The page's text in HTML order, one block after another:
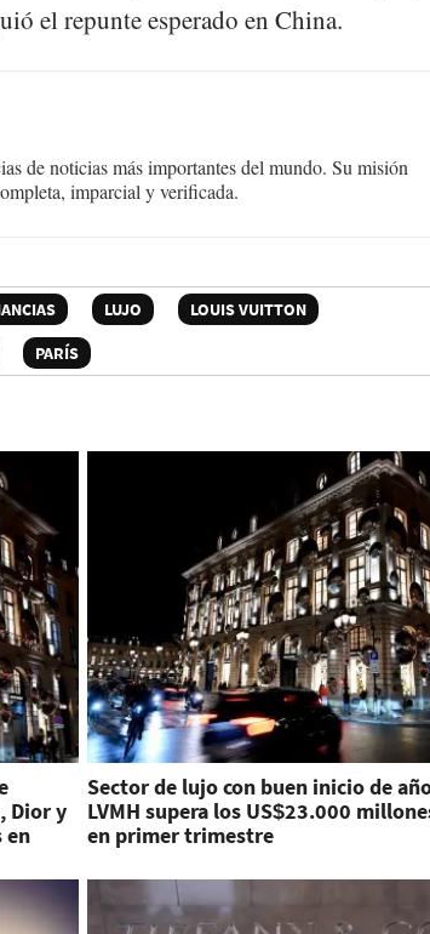
el repunte esperado en China.
de noticias más importantes del mundo. Su misión
imparcial y verificada.
LUJO
LOUIS VUITTON
PARÍS
Dior y
en
Sector de lujo con buen inicio de
LVMH supera los US$23.000
en primer trimestre